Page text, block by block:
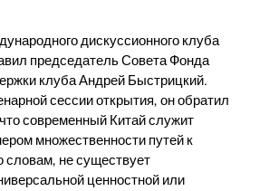
дискуссионного клуба
председатель Совета Фонда
клуба Андрей Быстрицкий.
сессии открытия, он обратил
современный Китай служит
множественности путей к
словам, не существует
ценностной или